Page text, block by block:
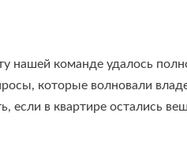
нашей команде удалось
которые волновали
если в квартире остались